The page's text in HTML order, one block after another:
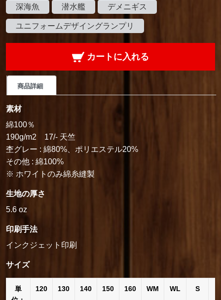
深海魚 潜水艦 デメニギス
ユニフォームデザイングランプリ
カートに入れる
商品詳細
素材
綿100％
190g/m2 17/- 天竺
杢グレー : 綿80%、ポリエステル20%
その他 : 綿100%
※ ホワイトのみ綿糸縫製
生地の厚さ
5.6 oz
印刷手法
インクジェット印刷
サイズ
単
120 130 140 150 160 WM WL S